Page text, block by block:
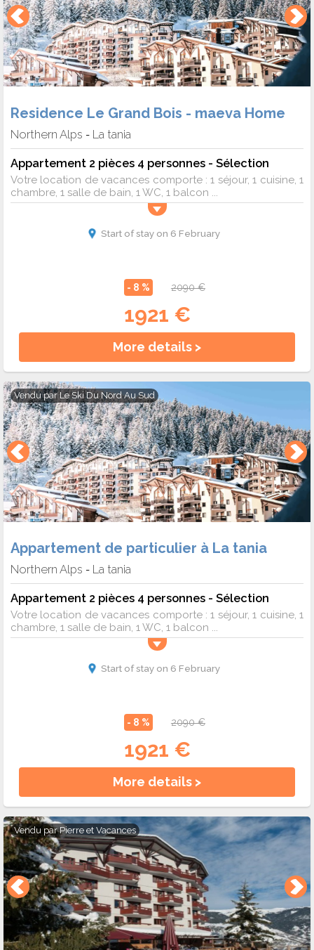
Residence Le Grand Bois - maeva Home
Northern Alps - La tania
Appartement 2 pièces 4 personnes - Sélection
Votre location de vacances comporte : 1 séjour, 1 cuisine, 1
chambre, 1 salle de bain, 1 WC, 1 balcon ...
Start of stay on 6 February
- 8 % 2090 €
1921 €
More details >
Vendu parLe Ski Du Nord Au Sud
Appartement de particulier à La tania
Northern Alps - La tania
Appartement 2 pièces 4 personnes - Sélection
Votre location de vacances comporte : 1 séjour, 1 cuisine, 1
chambre, 1 salle de bain, 1 WC, 1 balcon ...
Start of stay on 6 February
- 8 % 2090 €
1921 €
More details >
Vendu parPierre et Vacances